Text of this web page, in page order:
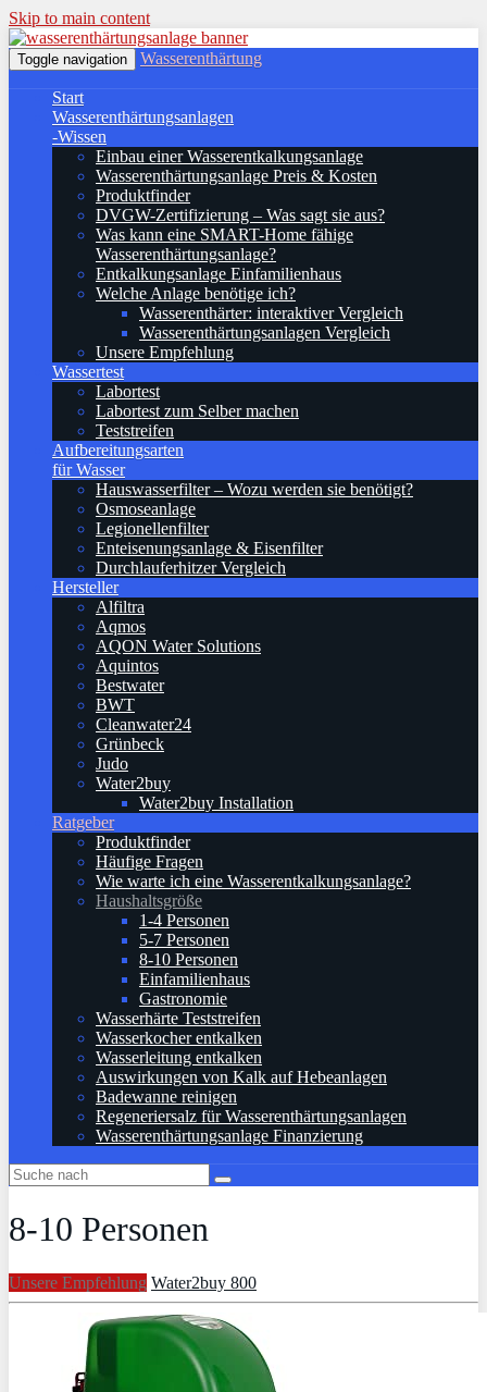
Skip to main content
Toggle navigation Wasserenthärtung
Start
Wasserenthärtungsanlagen
-Wissen
Einbau einer Wasserentkalkungsanlage
Wasserenthärtungsanlage Preis & Kosten
Produktfinder
DVGW-Zertifizierung – Was sagt sie aus?
Was kann eine SMART-Home fähige
Wasserenthärtungsanlage?
Entkalkungsanlage Einfamilienhaus
Welche Anlage benötige ich?
Wasserenthärter: interaktiver Vergleich
Wasserenthärtungsanlagen Vergleich
Unsere Empfehlung
Wassertest
Labortest
Labortest zum Selber machen
Teststreifen
Aufbereitungsarten
für Wasser
Hauswasserfilter – Wozu werden sie benötigt?
Osmoseanlage
Legionellenfilter
Enteisenungsanlage & Eisenfilter
Durchlauferhitzer Vergleich
Hersteller
Alfiltra
Aqmos
AQON Water Solutions
Aquintos
Bestwater
BWT
Cleanwater24
Grünbeck
Judo
Water2buy
Water2buy Installation
Ratgeber
Produktfinder
Häufige Fragen
Wie warte ich eine Wasserentkalkungsanlage?
Haushaltsgröße
1-4 Personen
5-7 Personen
8-10 Personen
Einfamilienhaus
Gastronomie
Wasserhärte Teststreifen
Wasserkocher entkalken
Wasserleitung entkalken
Auswirkungen von Kalk auf Hebeanlagen
Badewanne reinigen
Regeneriersalz für Wasserenthärtungsanlagen
Wasserenthärtungsanlage Finanzierung
8-10 Personen
Unsere Empfehlung Water2buy 800